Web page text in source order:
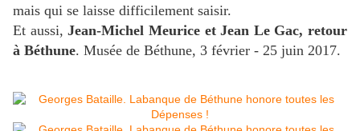
mais qui se laisse difficilement saisir.
Et aussi,Jean-Michel Meurice et Jean Le Gac, retour
à Béthune. Musée de Béthune, 3 février - 25 juin 2017.